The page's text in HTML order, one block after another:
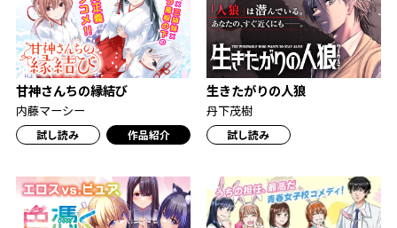
甘神さんちの縁結び
内藤マーシー
試し読み 作品紹介
生きたがりの人狼
丹下茂樹
試し読み